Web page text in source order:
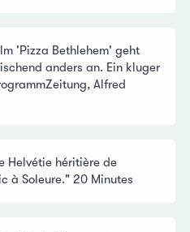
'Pizza Bethlehem' geht
anders an. Ein kluger
Alfred
Helvétie héritière de
à Soleure." 20 Minutes